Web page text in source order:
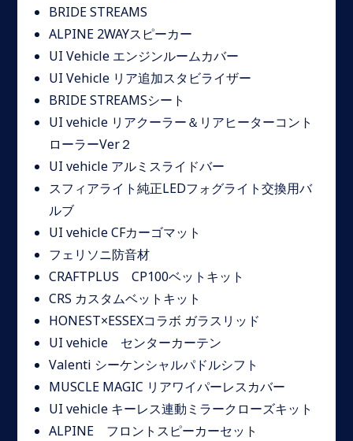
BRIDE STREAMS
ALPINE 2WAYスピーカー
UI Vehicle エンジンルームカバー
UI Vehicle リア追加スタビライザー
BRIDE STREAMSシート
UI vehicle リアクーラー＆リアヒーターコント
ローラーVer２
UI vehicle アルミスライドバー
スフィアライト純正LEDフォグライト交換用バ
ルブ
UI vehicle CFカーゴマット
フェリソニ防音材
CRAFTPLUS CP100ベットキット
CRS カスタムベットキット
HONEST×ESSEXコラボ ガラスリッド
UI vehicle センターカーテン
Valenti シーケンシャルパドルシフト
MUSCLE MAGIC リアワイパーレスカバー
UI vehicle キーレス連動ミラークローズキット
ALPINE フロントスピーカーセット